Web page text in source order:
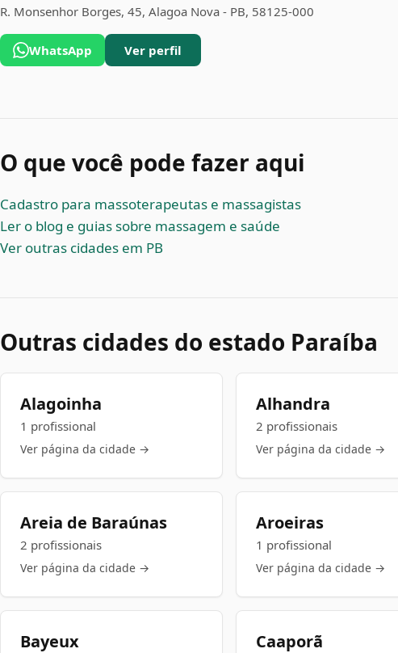
R. Monsenhor Borges, 45, Alagoa Nova - PB, 58125-000
WhatsApp Ver perfil
O que você pode fazer aqui
Cadastro para massoterapeutas e massagistas
Ler o blog e guias sobre massagem e saúde
Ver outras cidades em PB
Outras cidades do estado Paraíba
Alagoinha
1 profissional
Ver página da cidade →
Alhandra
2 profissionais
Ver página da cidade →
Areia de Baraúnas
2 profissionais
Ver página da cidade →
Aroeiras
1 profissional
Ver página da cidade →
Bayeux Caaporã